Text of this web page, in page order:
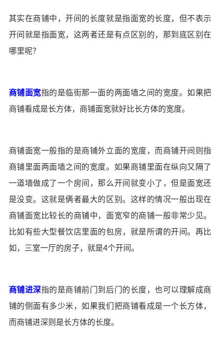
其实在商铺中，开间的长度就是指面宽的长度，但不表示
开间就是指面宽，这两者还是有点区别的，那到底区别在
哪里呢？
商铺面宽指的是临街那一面的两面墙之间的宽度。如果把
商铺看成是长方体，商铺面宽就好比长方体的宽度。
商铺面宽一般指的是商铺外立面的宽度，而商铺开间则指
商铺里面两面墙之间的宽度。如果商铺里面在纵向又隔了
一道墙做成了一个房间，那么开间就变小了，但是面宽还
是没变。这就是俩者最大的区别。这样的情况一般出现在
商铺面宽比较长的商铺中，面宽窄的商铺一般非常少见。
比如有些大型餐饮店里面的包房，就是所谓的开间。再比
如，三室一厅的房子，就是4个开间。
商铺进深指的是商铺前门到后门的长度，也可以理解成商
铺的侧面有多少米，如果我们把商铺看成是一个长方体，
而商铺进深则是长方体的长度。